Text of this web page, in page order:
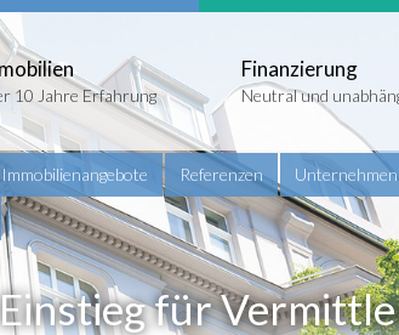
10 Jahre Erfahrung
Finanzierung
Neutral und
Immobilienangebote Referenzen Unternehmen
für